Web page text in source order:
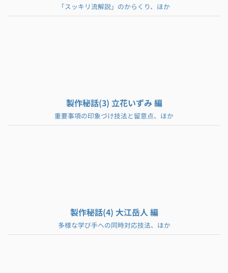
「スッキリ流解説」のからくり、ほか
製作秘話(3) 立花いずみ 編
重要事項の印象づけ技法と留意点、ほか
製作秘話(4) 大江岳人 編
多様な学び手への同時対応技法、ほか